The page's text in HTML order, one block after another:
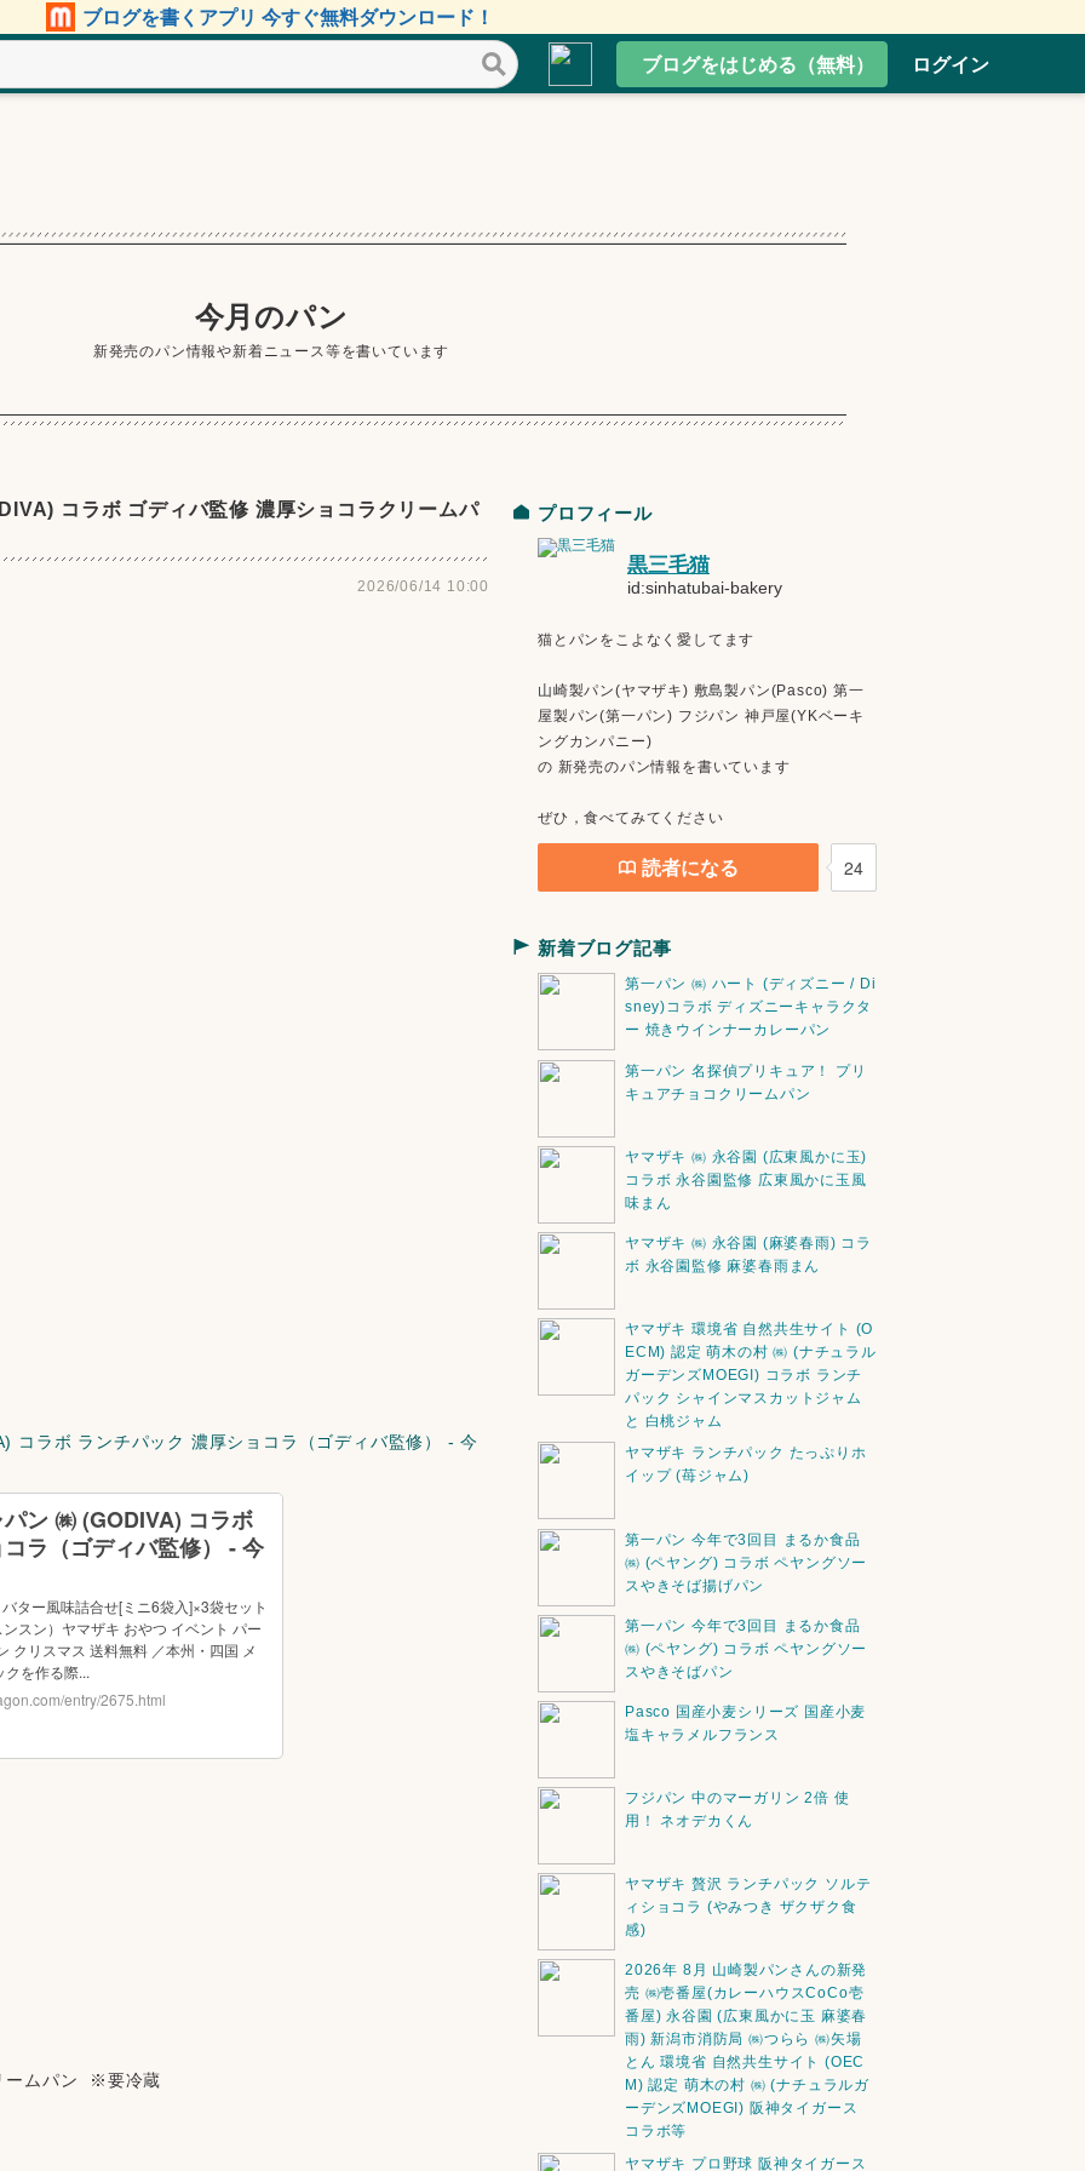
ブログを書くアプリ 今すぐ無料ダウンロード！
ブログをはじめる（無料）
ログイン
今月のパン
新発売のパン情報や新着ニュース等を書いています
コラボ ゴディバ監修 濃厚ショコラクリームパ
2026/06/14 10:00
コラボ ランチパック 濃厚ショコラ（ゴディバ監修） - 今
ームパン  ※要冷蔵
プロフィール
黒三毛猫
id:sinhatubai-bakery
猫とパンをこよなく愛してます
山崎製パン(ヤマザキ) 敷島製パン(Pasco) 第一
屋製パン(第一パン) フジパン 神戸屋(YKベーキ
ングカンパニー)
の 新発売のパン情報を書いています
ぜひ，食べてみてください
読者になる 24
新着ブログ記事
第一パン ㈱ ハート (ディズニー / Di
sney)コラボ ディズニーキャラクタ
ー 焼きウインナーカレーパン
第一パン 名探偵プリキュア！ プリ
キュアチョコクリームパン
ヤマザキ ㈱ 永谷園 (広東風かに玉)
コラボ 永谷園監修 広東風かに玉風
味まん
ヤマザキ ㈱ 永谷園 (麻婆春雨) コラ
ボ 永谷園監修 麻婆春雨まん
ヤマザキ 環境省 自然共生サイト (O
ECM) 認定 萌木の村 ㈱ (ナチュラル
ガーデンズMOEGI) コラボ ランチ
パック シャインマスカットジャム
と 白桃ジャム
ヤマザキ ランチパック たっぷりホ
イップ (苺ジャム)
第一パン 今年で3回目 まるか食品
㈱ (ペヤング) コラボ ペヤングソー
スやきそば揚げパン
第一パン 今年で3回目 まるか食品
㈱ (ペヤング) コラボ ペヤングソー
スやきそばパン
Pasco 国産小麦シリーズ 国産小麦
塩キャラメルフランス
フジパン 中のマーガリン 2倍 使
用！ ネオデカくん
ヤマザキ 贅沢 ランチパック ソルテ
ィショコラ (やみつき ザクザク食
感)
2026年 8月 山崎製パンさんの新発
売 ㈱壱番屋(カレーハウスCoCo壱
番屋) 永谷園 (広東風かに玉 麻婆春
雨) 新潟市消防局 ㈱つらら ㈱矢場
とん 環境省 自然共生サイト (OEC
M) 認定 萌木の村 ㈱ (ナチュラルガ
ーデンズMOEGI) 阪神タイガース
コラボ等
ヤマザキ プロ野球 阪神タイガース